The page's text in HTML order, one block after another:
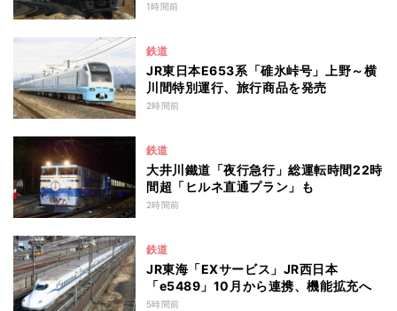
1時間前
鉄道
JR東日本E653系「碓氷峠号」上野～横
川間特別運行、旅行商品を発売
2時間前
鉄道
大井川鐵道「夜行急行」総運転時間22時
間超「ヒルネ直通プラン」も
2時間前
鉄道
JR東海「EXサービス」JR西日本
「e5489」10月から連携、機能拡充へ
5時間前